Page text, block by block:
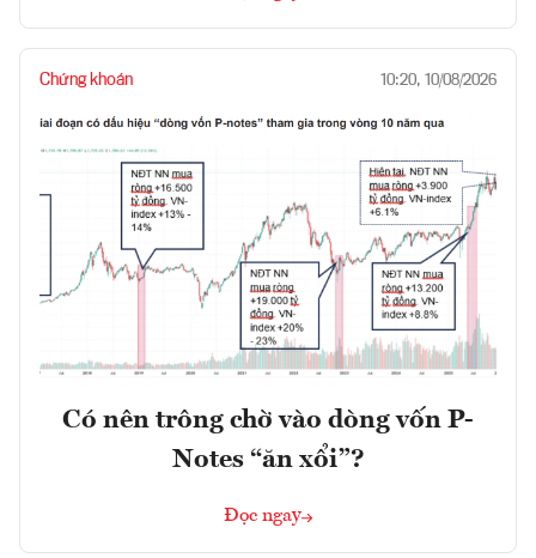
Chứng khoán 10:20, 10/08/2026
Có nên trông chờ vào dòng vốn P-
Notes “ăn xổi”?
Đọc ngay